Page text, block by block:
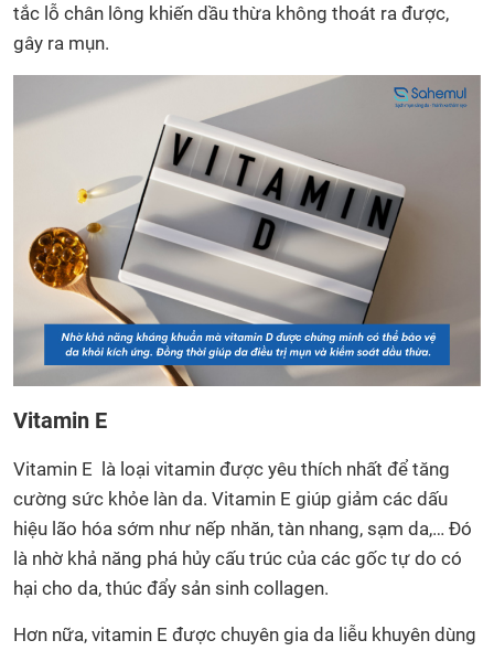
tắc lỗ chân lông khiến dầu thừa không thoát ra được,
gây ra mụn.
Vitamin E
Vitamin E là loại vitamin được yêu thích nhất để tăng
cường sức khỏe làn da. Vitamin E giúp giảm các dấu
hiệu lão hóa sớm như nếp nhăn, tàn nhang, sạm da,… Đó
là nhờ khả năng phá hủy cấu trúc của các gốc tự do có
hại cho da, thúc đẩy sản sinh collagen.
Hơn nữa, vitamin E được chuyên gia da liễu khuyên dùng